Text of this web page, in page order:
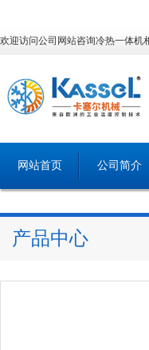
欢迎访问公司网站咨询冷热一体机
网站首页 公司简介
产品中心